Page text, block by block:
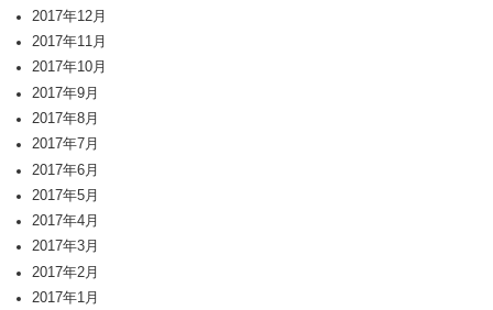
2017年12月
2017年11月
2017年10月
2017年9月
2017年8月
2017年7月
2017年6月
2017年5月
2017年4月
2017年3月
2017年2月
2017年1月